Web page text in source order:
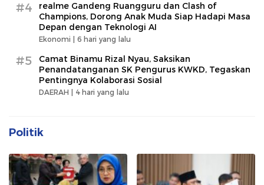
#4
realme Gandeng Ruangguru dan Clash of
Champions, Dorong Anak Muda Siap Hadapi Masa
Depan dengan Teknologi AI
Ekonomi | 6 hari yang lalu
#5
Camat Binamu Rizal Nyau, Saksikan
Penandatanganan SK Pengurus KWKD, Tegaskan
Pentingnya Kolaborasi Sosial
DAERAH | 4 hari yang lalu
Politik